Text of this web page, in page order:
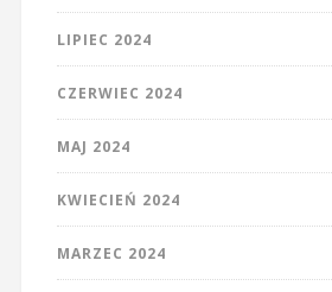
LIPIEC 2024
CZERWIEC 2024
MAJ 2024
KWIECIEŃ 2024
MARZEC 2024